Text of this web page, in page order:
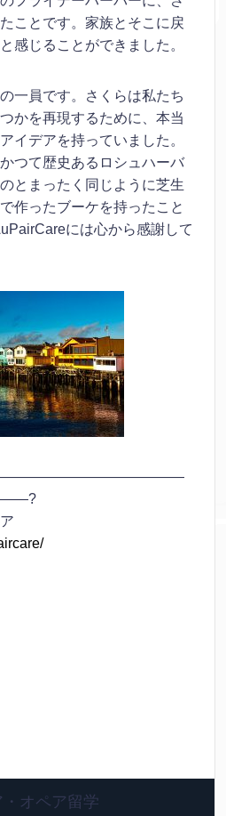
ことです。家族とそこに戻
感じることができました。
一員です。さくらは私たち
かを再現するために、本当
イデアを持っていました。
つて歴史あるロシュハーバ
とまったく同じように芝生
作ったブーケを持ったこと
には心から感謝して
・オペア留学